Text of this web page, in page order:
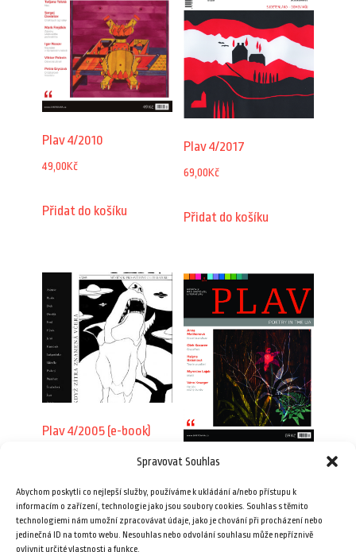
Spravovat Souhlas
Abychom poskytli co nejlepší služby, používáme k ukládání a/nebo přístupu k
informacím o zařízení, technologie jako jsou soubory cookies. Souhlas s těmito
technologiemi nám umožní zpracovávat údaje, jako je chování při procházení nebo
jedinečná ID na tomto webu. Nesouhlas nebo odvolání souhlasu může nepříznivě
ovlivnit určité vlastnosti a funkce.
Plav 4/2010
49,00Kč
Přidat do košíku
Plav 4/2017
69,00Kč
Přidat do košíku
Plav 4/2005 (e-book)
Přidat do košíku 69,00Kč
Přidat do košíku